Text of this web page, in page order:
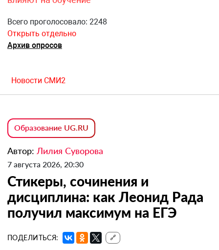
Всего проголосовало: 2248
Открыть отдельно
Архив опросов
Новости СМИ2
Образование UG.RU
Автор: Лилия Суворова
7 августа 2026, 20:30
Стикеры, сочинения и
дисциплина: как Леонид Рада
получил максимум на ЕГЭ
ПОДЕЛИТЬСЯ: 🔗